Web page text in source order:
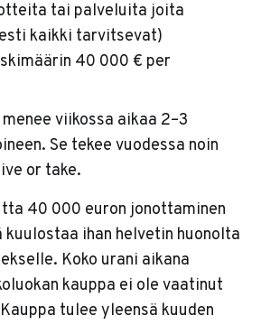
tai palveluita joita
kaikki tarvitsevat)
40 000 € per
viikossa aikaa 2–3
Se tekee vuodessa noin
or take.
40 000 euron jonottaminen
kuulostaa ihan helvetin huonolta
Koko urani aikana
kauppa ei ole vaatinut
tulee yleensä kuuden